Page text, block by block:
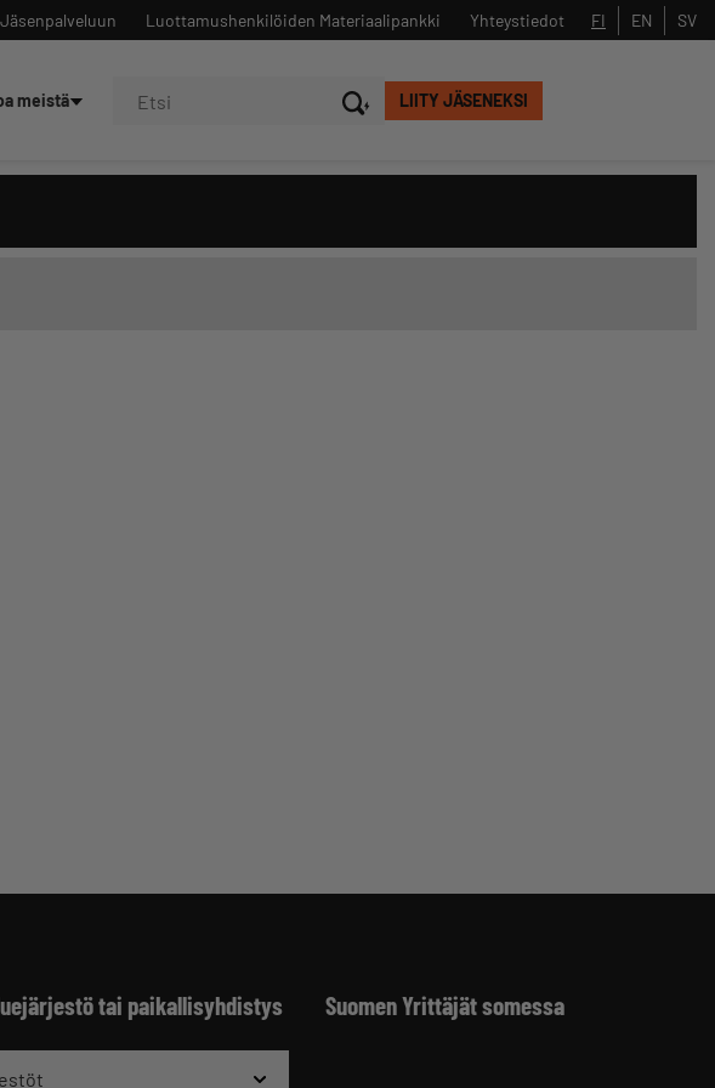
Yhteystiedot
Luottamushenkilöiden Materiaalipankki FI EN SV
LIITY JÄSENEKSI
meistä
tai paikallisyhdistys Suomen Yrittäjät somessa
Sulje